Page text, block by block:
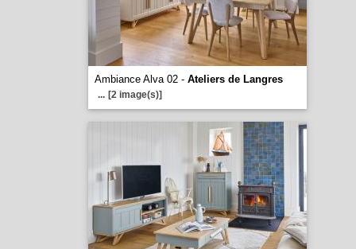
Ambiance Alva 02 - Ateliers de Langres
... [2 image(s)]